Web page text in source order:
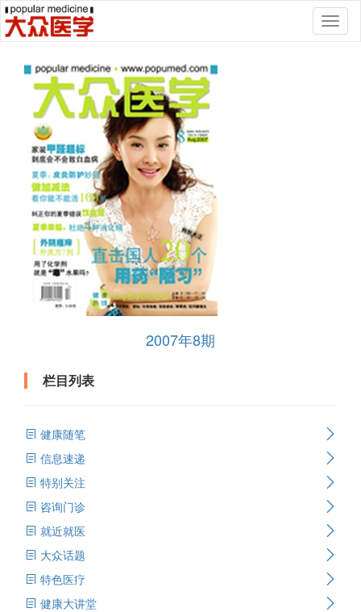
2007年8期
栏目列表
健康随笔
信息速递
特别关注
咨询门诊
就近就医
大众话题
特色医疗
健康大讲堂